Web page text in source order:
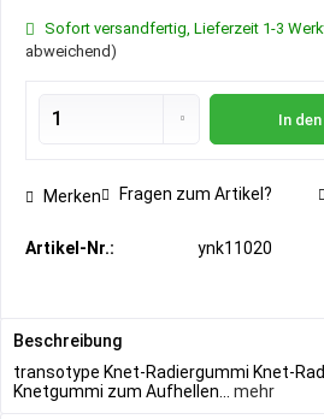
Sofort versandfertig, Lieferzeit 1-3
abweichend)
In den
Merken Fragen zum Artikel?
Artikel-Nr.: ynk11020
Beschreibung
transotype Knet-Radiergummi Knet-
Knetgummi zum Aufhellen...
mehr